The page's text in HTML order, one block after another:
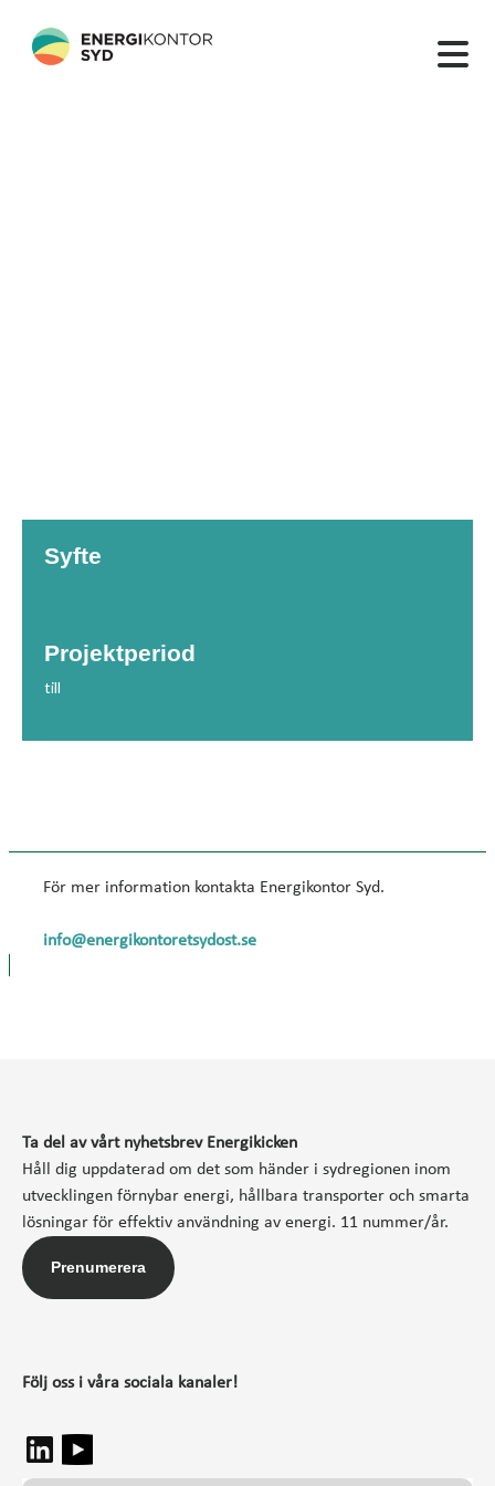
Syfte
Projektperiod
till
För mer information kontakta Energikontor Syd.
info@energikontoretsydost.se​
Ta del av vårt nyhetsbrev Energikicken
Håll dig uppdaterad om det som händer i sydregionen inom
utvecklingen förnybar energi, hållbara transporter och smarta
lösningar för effektiv användning av energi. 11 nummer/år.
Prenumerera
Följ oss i våra sociala kanaler!